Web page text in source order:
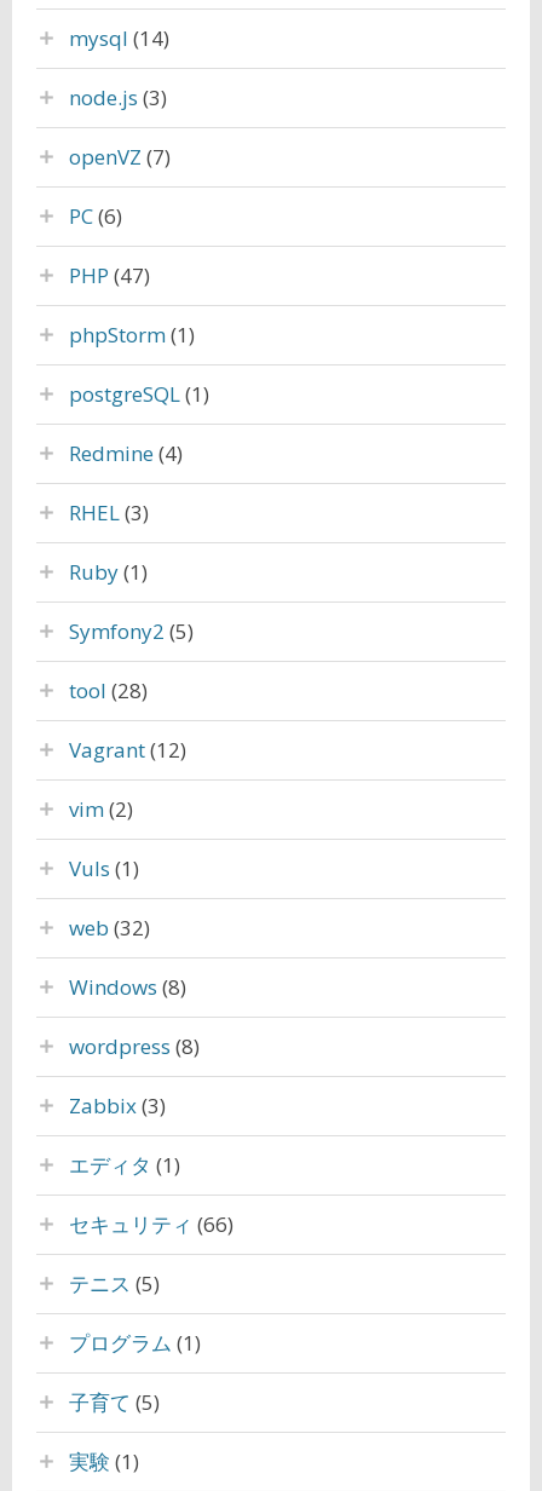
mysql (14)
node.js (3)
openVZ (7)
PC(6)
PHP (47)
phpStorm(1)
postgreSQL(1)
Redmine(4)
RHEL(3)
Ruby(1)
Symfony2 (5)
tool (28)
Vagrant(12)
vim(2)
Vuls (1)
web (32)
Windows (8)
wordpress (8)
Zabbix(3)
エディタ (1)
セキュリティ (66)
テニス (5)
プログラム (1)
子育て (5)
実験 (1)